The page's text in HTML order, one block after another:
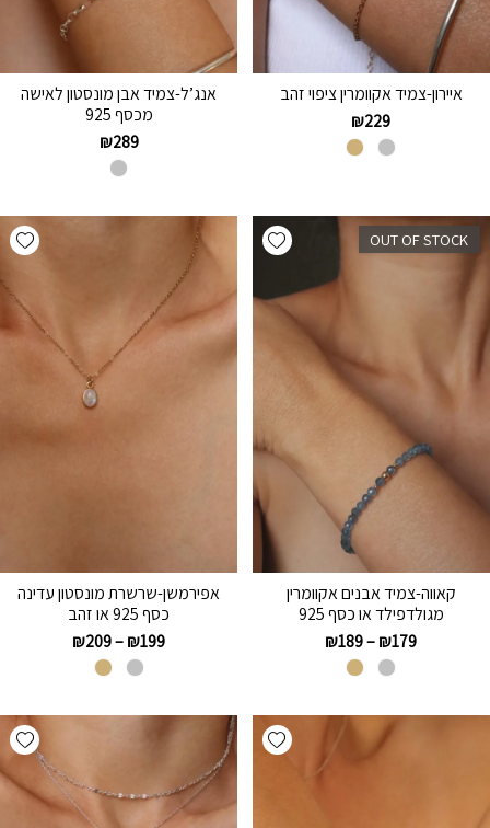
איירון-צמיד אקוומרין ציפוי זהב
₪229
אנג’ל-צמיד אבן מונסטון לאישה
מכסף 925
₪289
Add wishlist OUT OF STOCK
קאווה-צמיד אבנים אקוומרין
מגולדפילד או כסף 925
₪179
–
₪189
אפירמשן-שרשרת מונסטון עדינה
כסף 925 או זהב
₪199
–
₪209
Add wishlist